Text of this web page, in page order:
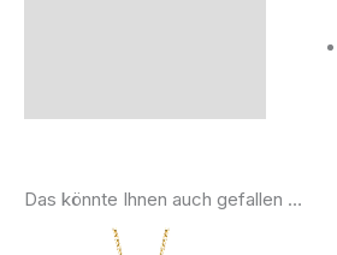
Das könnte Ihnen auch gefallen …